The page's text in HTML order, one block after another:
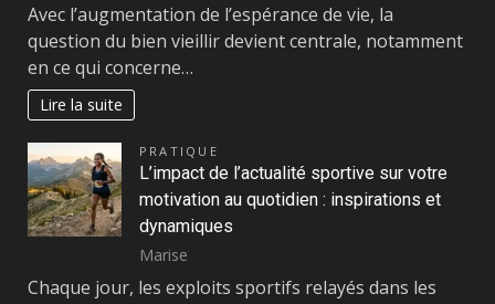
Avec l’augmentation de l’espérance de vie, la
question du bien vieillir devient centrale, notamment
en ce qui concerne…
Lire la suite
PRATIQUE
L’impact de l’actualité sportive sur votre
motivation au quotidien : inspirations et
dynamiques
Marise
Chaque jour, les exploits sportifs relayés dans les